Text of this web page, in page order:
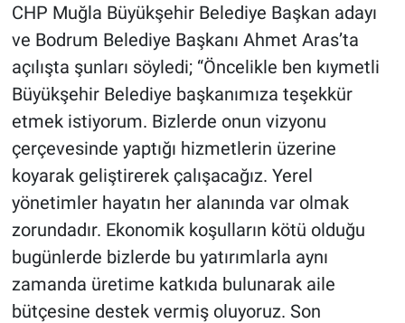
CHP Muğla Büyükşehir Belediye Başkan adayı
ve Bodrum Belediye Başkanı Ahmet Aras’ta
açılışta şunları söyledi; “Öncelikle ben kıymetli
Büyükşehir Belediye başkanımıza teşekkür
etmek istiyorum. Bizlerde onun vizyonu
çerçevesinde yaptığı hizmetlerin üzerine
koyarak geliştirerek çalışacağız. Yerel
yönetimler hayatın her alanında var olmak
zorundadır. Ekonomik koşulların kötü olduğu
bugünlerde bizlerde bu yatırımlarla aynı
zamanda üretime katkıda bulunarak aile
bütçesine destek vermiş oluyoruz. Son